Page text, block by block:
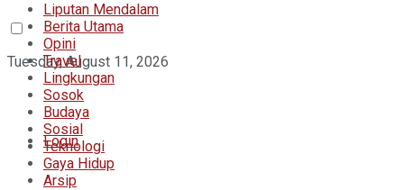
Tuesday, August 11, 2026
Login
Liputan Mendalam
Berita Utama
Opini
Travel
Lingkungan
Sosok
Budaya
Sosial
Teknologi
Gaya Hidup
Arsip